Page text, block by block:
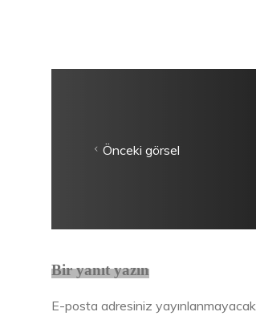
Önceki görsel
Bir yanıt yazın
E-posta adresiniz yayınlanmayacak.